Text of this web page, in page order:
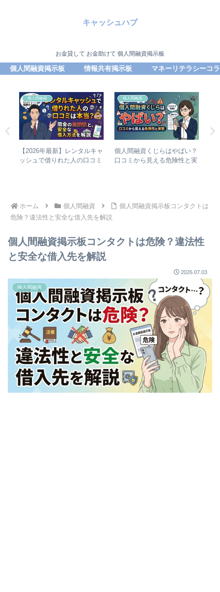
キャッシュハブ
お金貸して お金助けて 個人間融資掲示板
個人間融資掲示板 情報共有掲示板 マネーリテラシーコ
個人間融資
【2026年最新】レンタルキャ
ッシュで借りれた人の口コミ
個人間融資
個人間融資くじらはやばい？
口コミから見える危険性と実
ホーム 個人間融資
個人間融資掲示板コンタクトは
危険？違法性と安全な借入先を解説
個人間融資掲示板コンタクトは危険？違法性
と安全な借入先を解説
2026.07.03
個人間融資